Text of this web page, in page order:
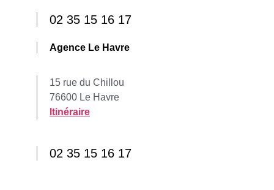
02 35 15 16 17
Agence Le Havre
15 rue du Chillou
76600 Le Havre
Itinéraire
02 35 15 16 17